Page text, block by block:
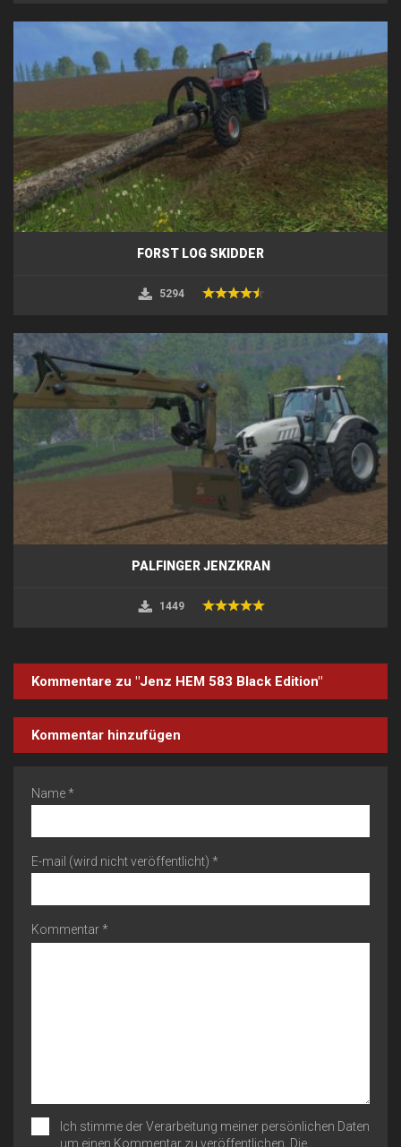
FORST LOG SKIDDER
5294
PALFINGER JENZKRAN
1449
Kommentare zu "Jenz HEM 583 Black Edition"
Kommentar hinzufügen
Name *
E-mail (wird nicht veröffentlicht) *
Kommentar *
Ich stimme der Verarbeitung meiner persönlichen Daten
um einen Kommentar zu veröffentlichen. Die